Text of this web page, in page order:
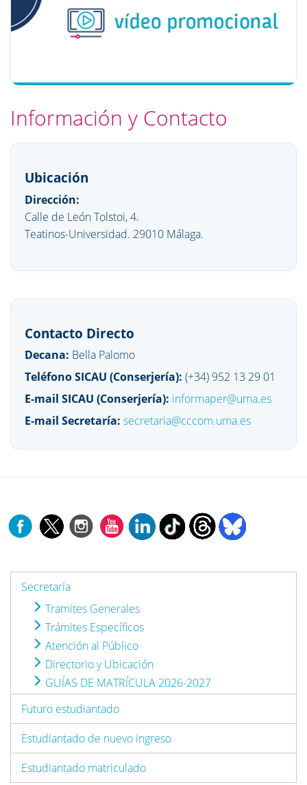
Información y Contacto
Ubicación
Dirección:
Calle de León Tolstoi, 4.
Teatinos-Universidad. 29010 Málaga.
Contacto Directo
Decana: Bella Palomo
Teléfono SICAU (Conserjería): (+34) 952 13 29 01
E-mail SICAU (Conserjería): informaper@uma.es
E-mail Secretaría: secretaria@cccom.uma.es
Secretaría
Tramites Generales
Trámites Específicos
Atención al Público
Directorio y Ubicación
GUÍAS DE MATRÍCULA 2026-2027
Futuro estudiantado
Estudiantado de nuevo ingreso
Estudiantado matriculado